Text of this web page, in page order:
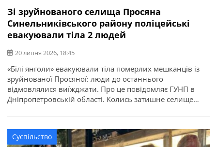
Зі зруйнованого селища Просяна
Синельниківського району поліцейські
евакуювали тіла 2 людей
20 липня 2026, 18:45
«Білі янголи» евакуювали тіла померлих мешканців із
зруйнованої Просяної: люди до останнього
відмовлялися виїжджати. Про це повідомляє ГУНП в
Дніпропетровській області. Колись затишне селище
більше нагадує “привид”. За останні пів року російські
війська знищили майже половину населеного пункту. У
селищі немає зв’язку та електроенергії, неможливо
Суспільство